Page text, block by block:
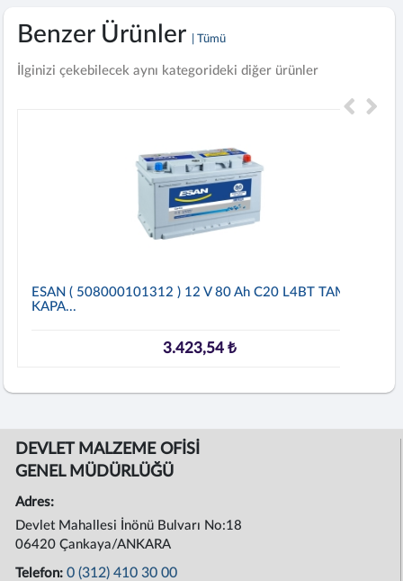
Benzer Ürünler | Tümü
İlginizi çekebilecek aynı kategorideki diğer ürünler
ESAN ( 508000101312 ) 12 V 80 Ah C20 L4BT TAM
KAPA...
3.423,54 ₺
DEVLET MALZEME OFİSİ
GENEL MÜDÜRLÜĞÜ
Adres:
Devlet Mahallesi İnönü Bulvarı No:18
06420 Çankaya/ANKARA
Telefon:0 (312) 410 30 00